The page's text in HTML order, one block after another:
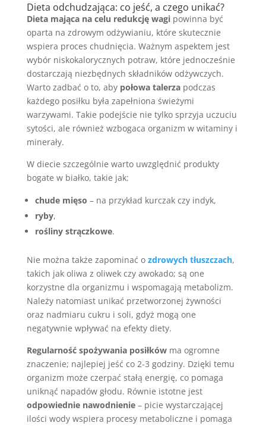
Dieta odchudzająca: co jeść, a czego unikać?
Dieta mająca na celu redukcję wagipowinna być
oparta na zdrowym odżywianiu, które skutecznie
wspiera proces chudnięcia. Ważnym aspektem jest
wybór niskokalorycznych potraw, które jednocześnie
dostarczają niezbędnych składników odżywczych.
Warto zadbać o to, aby połowa talerzapodczas
każdego posiłku była zapełniona świeżymi
warzywami. Takie podejście nie tylko sprzyja uczuciu
sytości, ale również wzbogaca organizm w witaminy i
minerały.
W diecie szczególnie warto uwzględnić produkty
bogate w białko, takie jak:
chude mięso – na przykład kurczak czy indyk,
ryby,
rośliny strączkowe.
Nie można także zapominać o zdrowych tłuszczach,
takich jak oliwa z oliwek czy awokado; są one
korzystne dla organizmu i wspomagają metabolizm.
Należy natomiast unikać przetworzonej żywności
oraz nadmiaru cukru i soli, gdyż mogą one
negatywnie wpływać na efekty diety.
Regularność spożywania posiłkówma ogromne
znaczenie; najlepiej jeść co 2-3 godziny. Dzięki temu
organizm może czerpać stałą energię, co pomaga
uniknąć napadów głodu. Równie istotne jest
odpowiednie nawodnienie– picie wystarczającej
ilości wody wspiera procesy metaboliczne i pomaga